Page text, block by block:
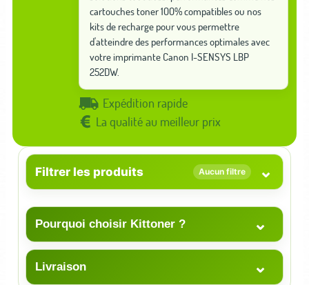
cartouches toner 100% compatibles ou nos
kits de recharge pour vous permettre
d'atteindre des performances optimales avec
votre imprimante Canon I-SENSYS LBP
252DW.
Expédition rapide
La qualité au meilleur prix
Filtrer les produits Aucun filtre ⌄
Pourquoi choisir Kittoner ? ⌄
Livraison ⌄